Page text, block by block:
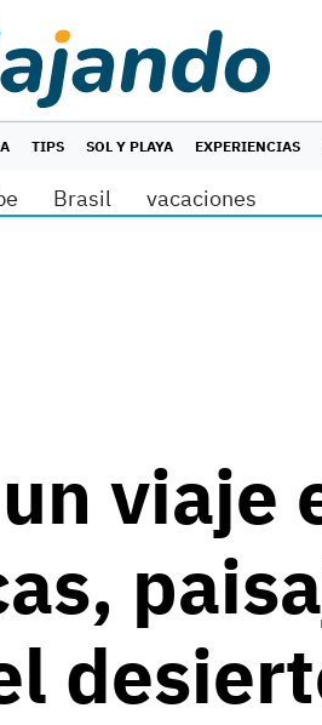
TIPS SOL Y PLAYA EXPERIENCIAS
Brasil vacaciones
viaje